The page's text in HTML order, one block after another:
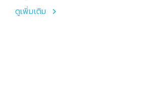
ดูเพิ่มเติม